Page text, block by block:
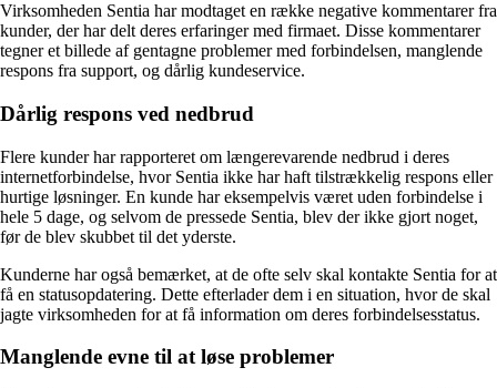
Virksomheden Sentia har modtaget en række negative kommentarer fra
kunder, der har delt deres erfaringer med firmaet. Disse kommentarer
tegner et billede af gentagne problemer med forbindelsen, manglende
respons fra support, og dårlig kundeservice.
Dårlig respons ved nedbrud
Flere kunder har rapporteret om længerevarende nedbrud i deres
internetforbindelse, hvor Sentia ikke har haft tilstrækkelig respons eller
hurtige løsninger. En kunde har eksempelvis været uden forbindelse i
hele 5 dage, og selvom de pressede Sentia, blev der ikke gjort noget,
før de blev skubbet til det yderste.
Kunderne har også bemærket, at de ofte selv skal kontakte Sentia for at
få en statusopdatering. Dette efterlader dem i en situation, hvor de skal
jagte virksomheden for at få information om deres forbindelsesstatus.
Manglende evne til at løse problemer